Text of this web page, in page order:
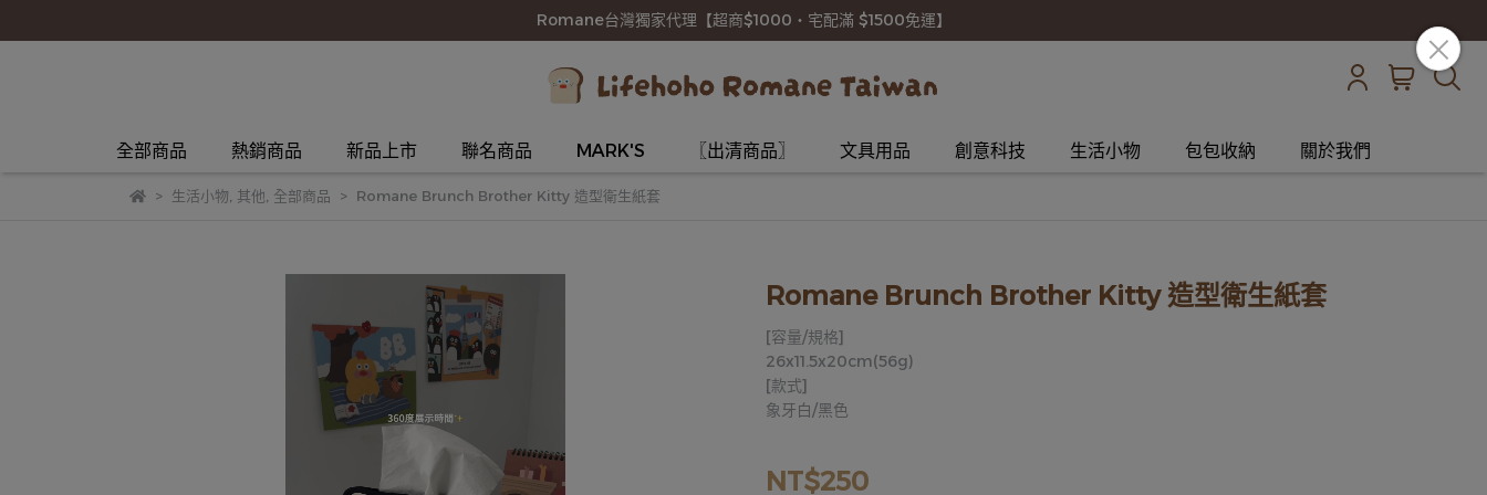
Romane台灣獨家代理【超商$1000・宅配滿 $1500免運】
全部商品 熱銷商品 新品上市 聯名商品 MARK'S 〖出清商品〗 文具用品 創意科技 生活小物 包包收納 關於我們
生活小物 其他 全部商品 Romane Brunch Brother Kitty 造型衛生紙套
Romane Brunch Brother Kitty 造型衛生紙套
[容量/規格]
26x11.5x20cm(56g)
[款式]
象牙白/黑色
NT$250